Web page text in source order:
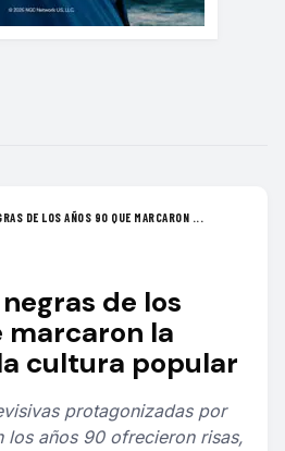
DE LOS AÑOS 90 QUE MARCARON ...
de los
marcaron la
cultura popular
protagonizadas por
los años 90 ofrecieron risas,